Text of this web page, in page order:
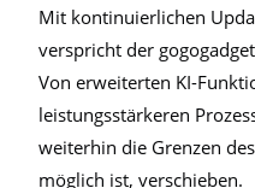
Mit kontinuierlichen
verspricht der
Von erweiterten KI-
leistungsstärkeren
weiterhin die Grenzen
möglich ist, verschieben.